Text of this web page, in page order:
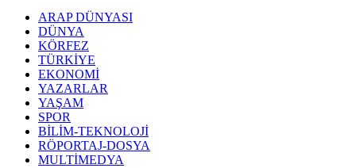
ARAP DÜNYASI
DÜNYA
KÖRFEZ
TÜRKİYE
EKONOMİ
YAZARLAR
YAŞAM
SPOR
BİLİM-TEKNOLOJİ
RÖPORTAJ-DOSYA
MULTİMEDYA